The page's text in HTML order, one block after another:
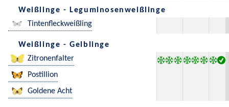
Weißlinge - Leguminosenweißlinge
Tintenfleckweißling
Weißlinge - Gelblinge
Zitronenfalter
Postillion
Goldene Acht